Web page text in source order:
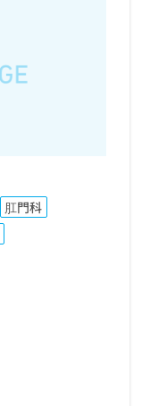
肛門科